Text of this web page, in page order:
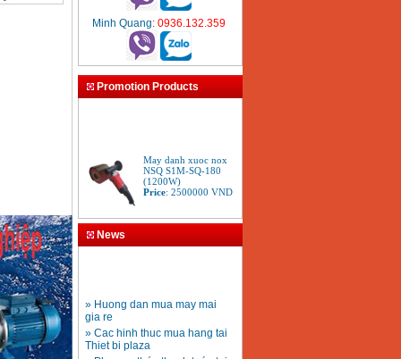
Minh Quang: 0936.132.359
Promotion Products
NSQ S1M-SQ-180
(1200W)
Price:2500000
May mai 180mm
(2000W)
Price:3438000VND
News
» Huong dan mua may mai
gia re
» Cac hinh thuc mua hang tai
Thiet bi plaza
» Phương thức thanh toán tại